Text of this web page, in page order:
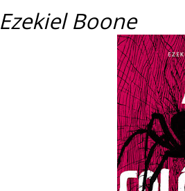
Ezekiel Boone